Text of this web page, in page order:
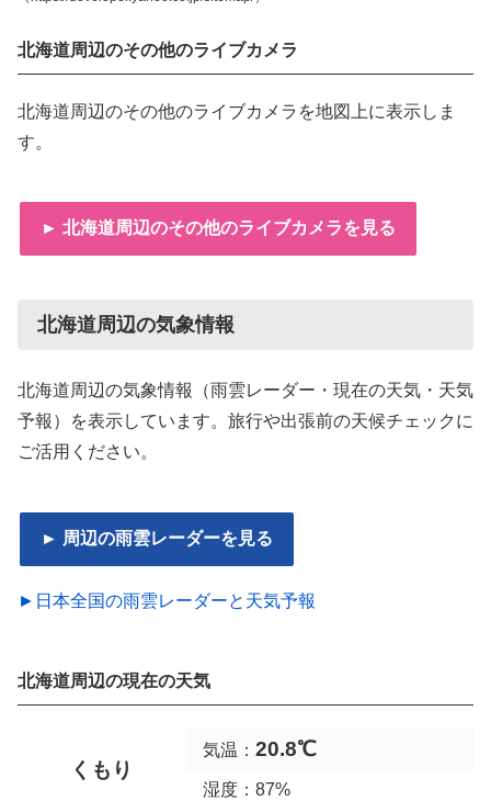
北海道周辺のその他のライブカメラ
北海道周辺のその他のライブカメラを地図上に表示しま
す。
► 北海道周辺のその他のライブカメラを見る
北海道周辺の気象情報
北海道周辺の気象情報（雨雲レーダー・現在の天気・天気
予報）を表示しています。旅行や出張前の天候チェックに
ご活用ください。
► 周辺の雨雲レーダーを見る
►日本全国の雨雲レーダーと天気予報
北海道周辺の現在の天気
くもり
気温： 20.8℃
湿度：87%